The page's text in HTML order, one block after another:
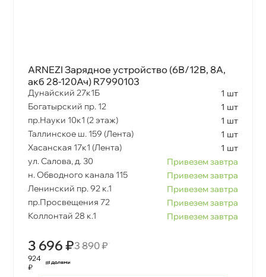
ARNEZI Зарядное устройство (6В/12В, 8А,
акб 28-120Ач) R7990103
Дунайский 27к1Б
1 шт
Богатырский пр. 12
1 шт
пр.Науки 10к1 (2 этаж)
1 шт
Таллинское ш. 159 (Лента)
1 шт
Хасанская 17к1 (Лента)
1 шт
ул. Салова, д. 30
Привезем завтра
н. Обводного канала 115
Привезем завтра
Ленинский пр. 92 к.1
Привезем завтра
пр.Просвещения 72
Привезем завтра
Коллонтай 28 к.1
Привезем завтра
3 696 ₽3 890 ₽
924
₽